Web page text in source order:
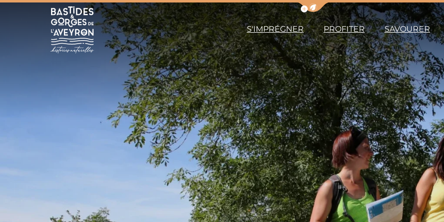
Afficher la barre de navigation du
Bastides et Gorges de l&#039;Aveyron
S'IMPRÉGNER PROFITER SAVOURER